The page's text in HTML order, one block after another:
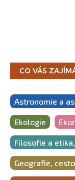
CO VÁS
Astronomie a
Ekologie
Filosofie a
Geografie,